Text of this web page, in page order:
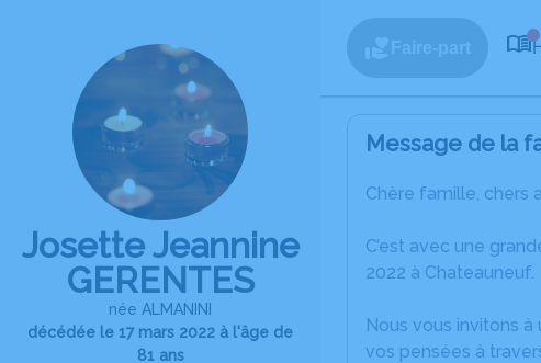
Josette Jeannine
GERENTES
née ALMANINI
décédée le 17 mars 2022 à l'âge de
81 ans
Message de la
Chère famille, chers
C’est avec une
2022 à Chateauneuf.
Nous vous invitons
vos pensées à